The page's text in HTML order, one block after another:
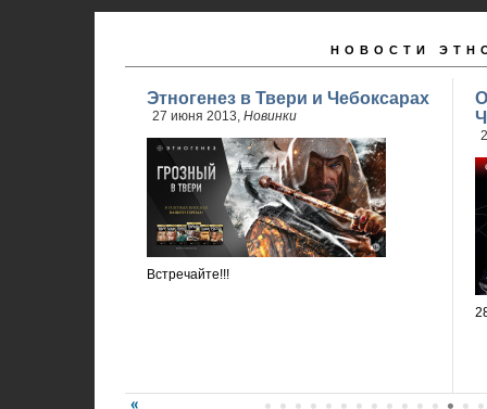
НОВОСТИ
Этногенез в Твери и Чебоксарах
27 июня 2013, Новинки
Встречайте!!!